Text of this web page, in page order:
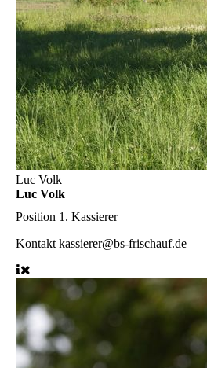
Luc Volk
Luc Volk
Position 1. Kassierer
Kontakt kassierer@bs-frischauf.de